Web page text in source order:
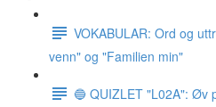
VOKABULAR: Ord og
venn" og "Familien min"
🔵 QUIZLET "L02A": Øv